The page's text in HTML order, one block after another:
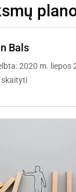
Bals
2020 m. liepos
skaityti